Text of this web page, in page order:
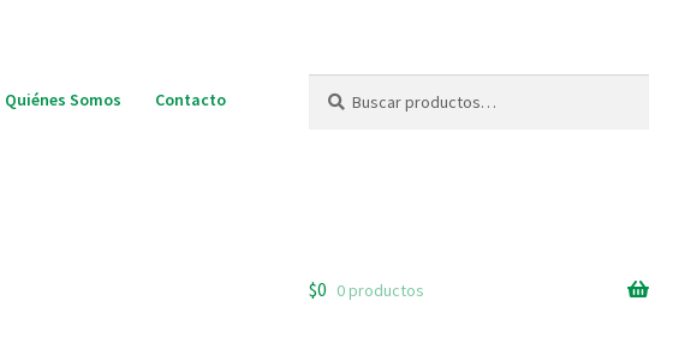
Quiénes Somos Contacto
por:
$0 0 productos